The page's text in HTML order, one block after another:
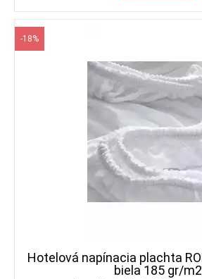
-18%
Hotelová napínacia plachta
biela 185 gr/m2